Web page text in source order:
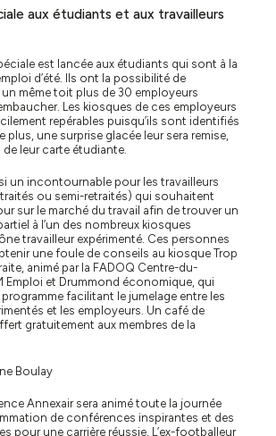
aux étudiants et aux travailleurs
est lancée aux étudiants qui sont à la
d’été. Ils ont la possibilité de
même toit plus de 30 employeurs
Les kiosques de ces employeurs
repérables puisqu’ils sont identifiés
plus, une surprise glacée leur sera remise,
leur carte étudiante.
un incontournable pour les travailleurs
ou semi-retraités) qui souhaitent
sur le marché du travail afin de trouver un
à l’un des nombreux kiosques
travailleur expérimenté. Ces personnes
une foule de conseils au kiosque Trop
animé par la FADOQ Centre-du-
Emploi et Drummond économique, qui
facilitant le jumelage entre les
et les employeurs. Un café de
gratuitement aux membres de la
Boulay
Annexair sera animé toute la journée
de conférences inspirantes et des
pour une carrière réussie. L’ex-footballeur